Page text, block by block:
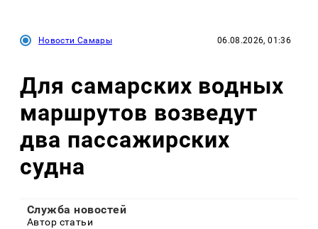
Новости Самары 06.08.2026, 01:36
Для самарских водных
маршрутов возведут
два пассажирских
судна
Служба новостей
Автор статьи